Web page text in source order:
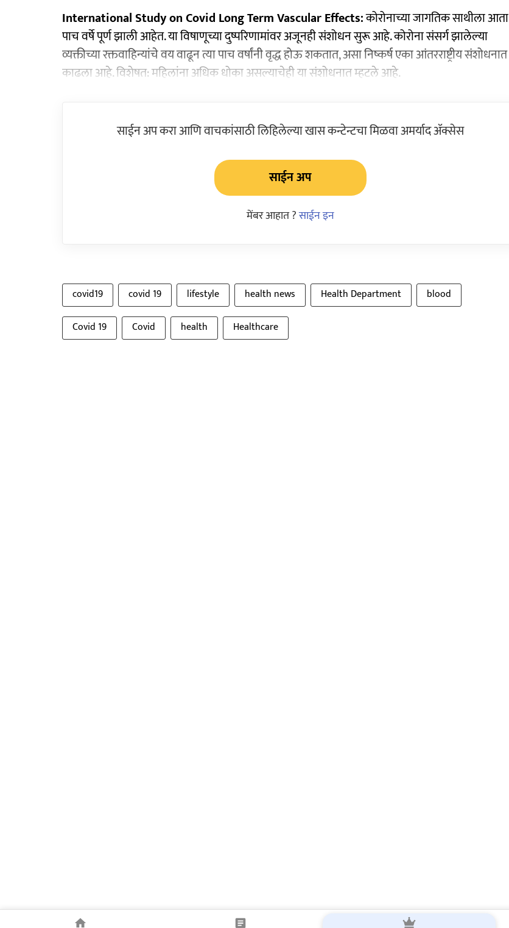
International Study on Covid Long Term Vascular Effects:कोरोनाच्या जागतिक साथीला आता
पाच वर्षे पूर्ण झाली आहेत. या विषाणूच्या दुष्परिणामांवर अजूनही संशोधन सुरू आहे. कोरोना संसर्ग झालेल्या
व्यक्तीच्या रक्तवाहिन्यांचे वय वाढून त्या पाच वर्षांनी वृद्ध होऊ शकतात, असा निष्कर्ष एका आंतरराष्ट्रीय संशोधनात
काढला आहे. विशेषत: महिलांना अधिक धोका असल्याचेही या संशोधनात म्हटले आहे.
साईन अप करा आणि वाचकांसाठी लिहिलेल्या खास कन्टेन्टचा मिळवा अमर्याद ॲक्सेस
साईन अप
मेंबर आहात ?साईन इन
covid19 covid 19 lifestyle health news Health Department
blood
Covid 19
Covid health Healthcare